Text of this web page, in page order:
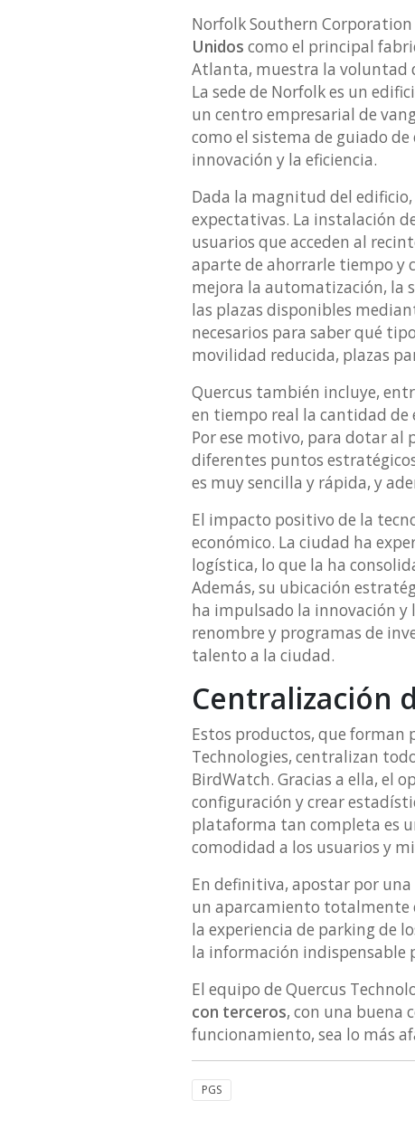
Norfolk Southern
Unidos como el principal
Atlanta, muestra la voluntad
La sede de Norfolk es un
un centro empresarial de
como el sistema de guiado
innovación y la eficiencia.
Dada la magnitud del
expectativas. La instalación
usuarios que acceden al
aparte de ahorrarle tiempo y
mejora la automatización, la
las plazas disponibles
necesarios para saber qué
movilidad reducida, plazas
Quercus también incluye,
en tiempo real la cantidad de
Por ese motivo, para dotar al
diferentes puntos
es muy sencilla y rápida, y
El impacto positivo de la
económico. La ciudad ha
logística, lo que la ha
Además, su ubicación
ha impulsado la innovación y
renombre y programas de
talento a la ciudad.
Centralización
Estos productos, que forman
Technologies, centralizan
BirdWatch. Gracias a ella, el
configuración y crear
plataforma tan completa es
comodidad a los usuarios y
En definitiva, apostar por una
un aparcamiento totalmente
la experiencia de parking de
la información indispensable
El equipo de Quercus
con terceros, con una buena
funcionamiento, sea lo más
PGS